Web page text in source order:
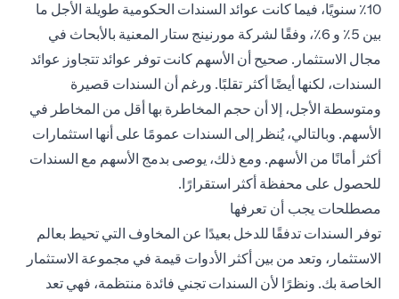
10٪ سنويًا، فيما كانت عوائد السندات الحكومية طويلة الأجل ما
بين 5٪ و 6٪، وفقًا لشركة مورنينج ستار المعنية بالأبحاث في
مجال الاستثمار. صحيح أن الأسهم كانت توفر عوائد تتجاوز عوائد
السندات، لكنها أيضًا أكثر تقلبًا. ورغم أن السندات قصيرة
ومتوسطة الأجل، إلا أن حجم المخاطرة بها أقل من المخاطر في
الأسهم. وبالتالي، يُنظر إلى السندات عمومًا على أنها استثمارات
أكثر أمانًا من الأسهم. ومع ذلك، يوصى بدمج الأسهم مع السندات
للحصول على محفظة أكثر استقرارًا.
مصطلحات يجب أن تعرفها
توفر السندات تدفقًا للدخل بعيدًا عن المخاوف التي تحيط بعالم
الاستثمار، وتعد من بين أكثر الأدوات قيمة في مجموعة الاستثمار
الخاصة بك. ونظرًا لأن السندات تجني فائدة منتظمة، فهي تعد